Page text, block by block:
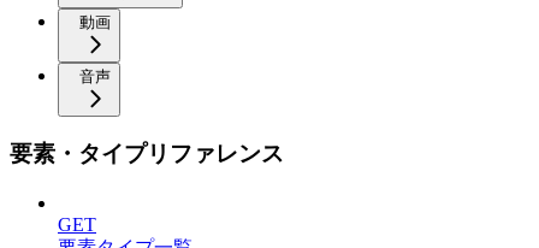
動画
音声
要素・タイプリファレンス
GET